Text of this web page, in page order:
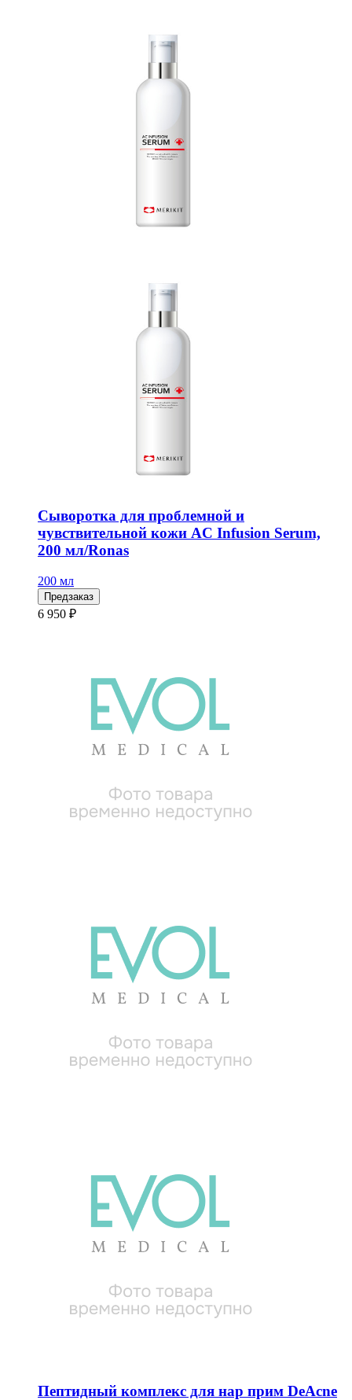
Сыворотка для проблемной и
чувствительной кожи AC Infusion Serum,
200 мл/Ronas
200 мл
Предзаказ
6 950 ₽
Пептидный комплекс для нар прим DeAcne